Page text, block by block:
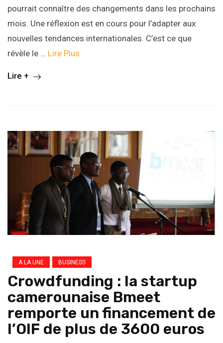
pourrait connaître des changements dans les prochains
mois. Une réflexion est en cours pour l’adapter aux
nouvelles tendances internationales. C’est ce que
révèle le … Lire Plus
Lire +
A LA UNE BUSINESS
Crowdfunding : la startup
camerounaise Bmeet
remporte un financement de
l’OIF de plus de 3600 euros